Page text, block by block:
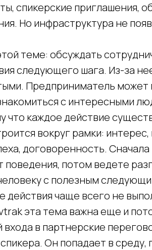
спикерские приглашения,
Но инфраструктура не
теме: обсуждать
следующего шага. Из-за
Предприниматель может
с интересными
что каждое действие
вокруг рамки:
договоренность.
потом ведете
с полезным
действия чаще всего не
эта тема важна еще и
входа в партнерские
Он попадает в